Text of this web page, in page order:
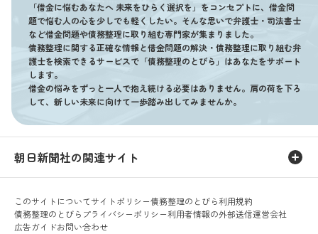
「借金に悩むあなたへ 未来をひらく選択を」をコンセプトに、借金問
題で悩む人の心を少しでも軽くしたい。そんな思いで弁護士・司法書士
など借金問題や債務整理に取り組む専門家が集まりました。
債務整理に関する正確な情報と借金問題の解決・債務整理に取り組む弁
護士を検索できるサービスで「債務整理のとびら」はあなたをサポート
します。
借金の悩みをずっと一人で抱え続ける必要はありません。肩の荷を下ろ
して、新しい未来に向けて一歩踏み出してみませんか。
朝日新聞社の関連サイト
このサイトについてサイトポリシー債務整理のとびら利用規約
債務整理のとびらプライバシーポリシー利用者情報の外部送信運営会社
広告ガイドお問い合わせ